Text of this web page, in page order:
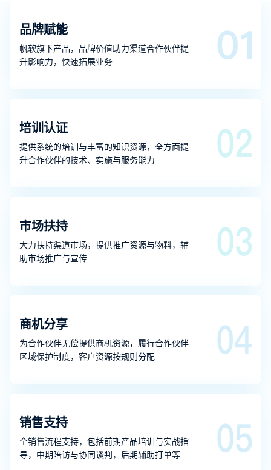
品牌赋能
帆软旗下产品，品牌价值助力渠道合作伙伴提
升影响力，快速拓展业务
培训认证
提供系统的培训与丰富的知识资源，全方面提
升合作伙伴的技术、实施与服务能力
市场扶持
大力扶持渠道市场，提供推广资源与物料，辅
助市场推广与宣传
商机分享
为合作伙伴无偿提供商机资源，履行合作伙伴
区域保护制度，客户资源按规则分配
销售支持
全销售流程支持，包括前期产品培训与实战指
导，中期陪访与协同谈判，后期辅助打单等